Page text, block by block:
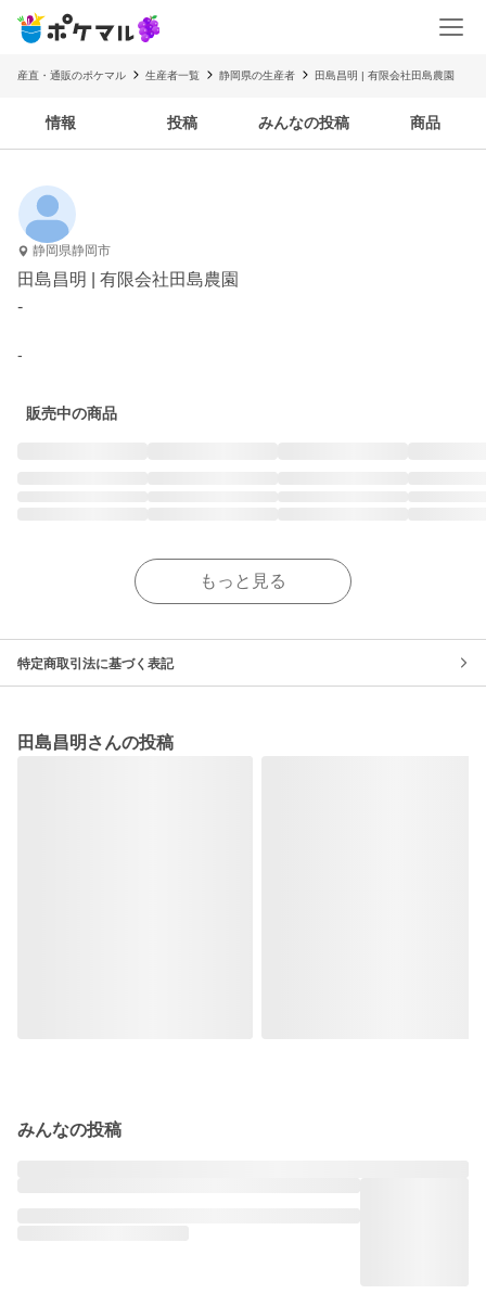
産直・通販のポケマル 生産者一覧 静岡県の生産者 田島昌明 | 有限会社田島農園
情報 投稿 みんなの投稿 商品
静岡県静岡市
田島昌明 | 有限会社田島農園
-
-
販売中の商品
もっと見る
特定商取引法に基づく表記
田島昌明さんの投稿
みんなの投稿